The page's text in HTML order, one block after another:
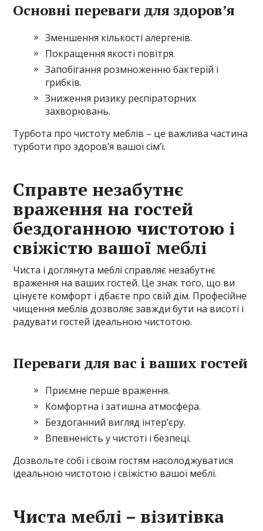
Основні переваги для здоров’я
Зменшення кількості алергенів.
Покращення якості повітря.
Запобігання розмноженню бактерій і
грибків.
Зниження ризику респіраторних
захворювань.
Турбота про чистоту меблів – це важлива частина
турботи про здоров’я вашої сім’ї.
Справте незабутнє
враження на гостей
бездоганною чистотою і
свіжістю вашої меблі
Чиста і доглянута меблі справляє незабутнє
враження на ваших гостей. Це знак того, що ви
цінуєте комфорт і дбаєте про свій дім. Професійне
чищення меблів дозволяє завжди бути на висоті і
радувати гостей ідеальною чистотою.
Переваги для вас і ваших гостей
Приємне перше враження.
Комфортна і затишна атмосфера.
Бездоганний вигляд інтер’єру.
Впевненість у чистоті і безпеці.
Дозвольте собі і своїм гостям насолоджуватися
ідеальною чистотою і свіжістю вашої меблі.
Чиста меблі – візитівка